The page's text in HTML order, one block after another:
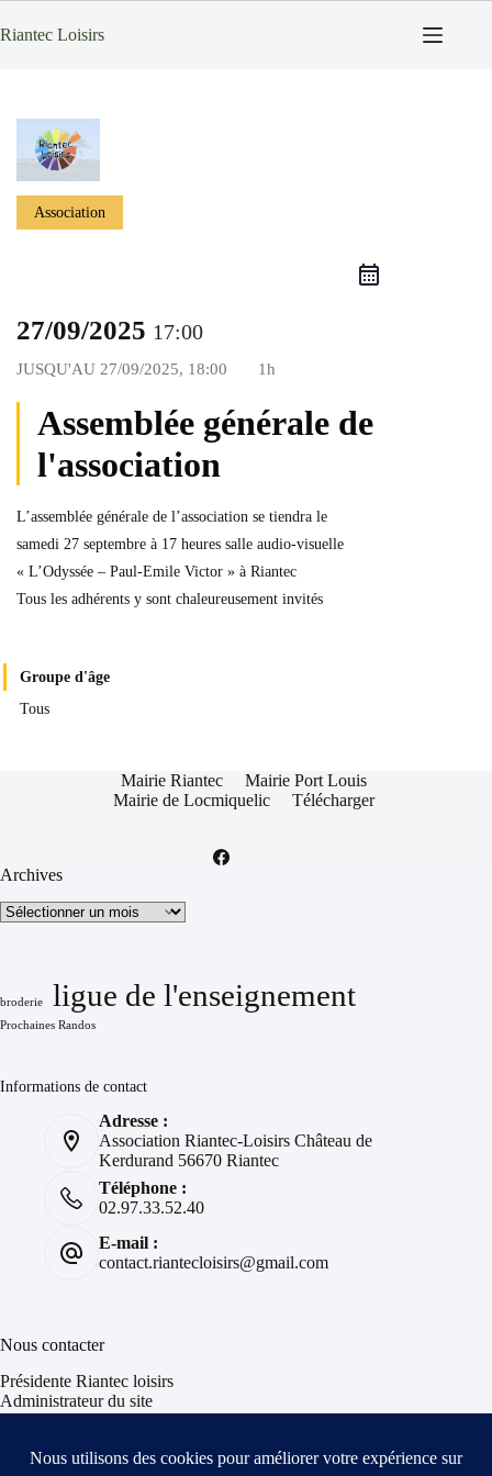
au
Riantec Loisirs
Association
27/09/2025 17:00
JUSQU'AU 27/09/2025, 18:00 1h
Assemblée générale de
l'association
L’assemblée générale de l’association se tiendra le
samedi 27 septembre à 17 heures salle audio-visuelle
« L’Odyssée – Paul-Emile Victor » à Riantec
Tous les adhérents y sont chaleureusement invités
Groupe d'âge
Tous
Mairie Riantec
Mairie Port Louis
Mairie de Locmiquelic
Télécharger
Archives
Archives
broderie ligue de l'enseignement
Prochaines Randos
Informations de contact
Adresse :
Association Riantec-Loisirs Château de
Kerdurand 56670 Riantec
Téléphone :
02.97.33.52.40
E-mail :
contact.riantecloisirs@gmail.com
Nous contacter
Présidente Riantec loisirs
Administrateur du site